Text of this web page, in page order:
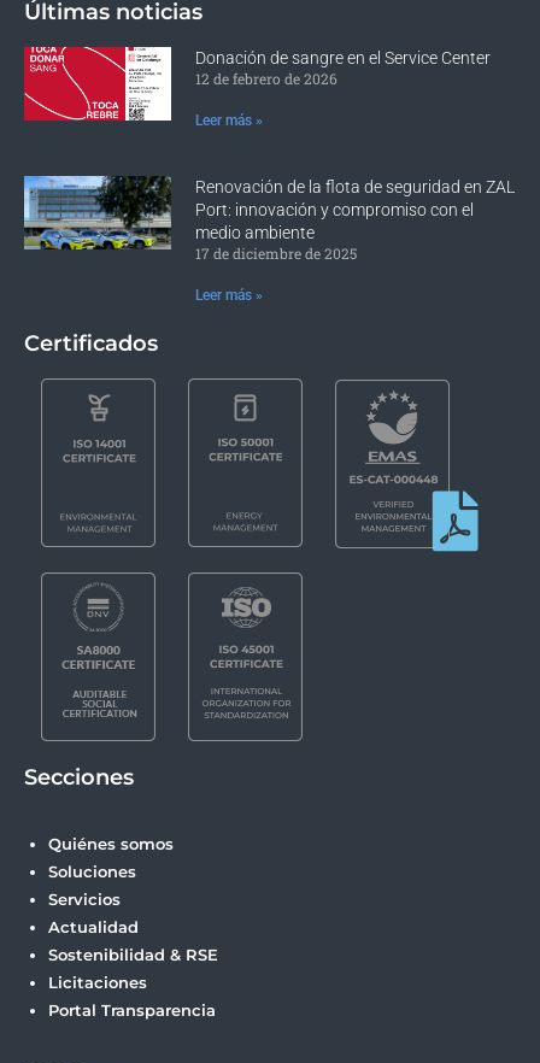
Últimas noticias
Donación de sangre en el Service Center
12 de febrero de 2026
Leer más »
Renovación de la flota de seguridad en ZAL
Port: innovación y compromiso con el
medio ambiente
17 de diciembre de 2025
Leer más »
Certificados
Secciones
Quiénes somos
Soluciones
Servicios
Actualidad
Sostenibilidad & RSE
Licitaciones
Portal Transparencia